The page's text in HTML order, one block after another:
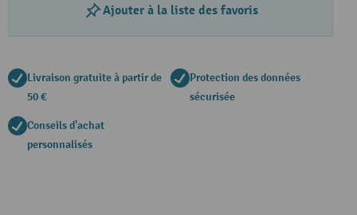
Ajouter à la liste des favoris
Livraison gratuite à partir de
50 €
Protection des données
sécurisée
Conseils d'achat
personnalisés